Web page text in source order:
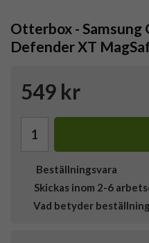
Otterbox - Samsung
Defender XT
549 kr
Beställningsvara
Skickas inom 2-6
Vad betyder